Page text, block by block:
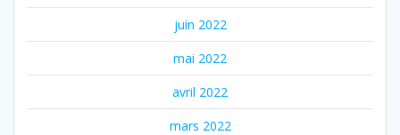
juin 2022
mai 2022
avril 2022
mars 2022